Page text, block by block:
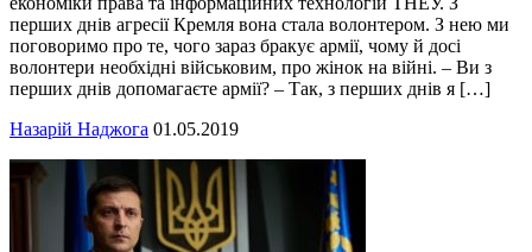
перших днів агресії Кремля вона стала волонтером. З нею ми
поговоримо про те, чого зараз бракує армії, чому й досі
волонтери необхідні військовим, про жінок на війні. – Ви з
перших днів допомагаєте армії? – Так, з перших днів я […]
Назарій Наджога 01.05.2019